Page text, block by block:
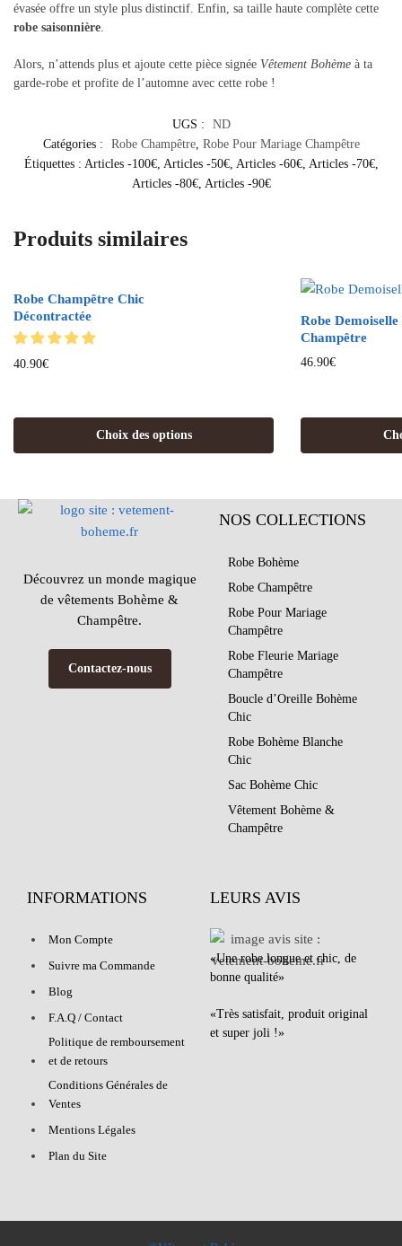
évasée offre un style plus distinctif. Enfin, sa taille haute complète cette
robe saisonnière
Alors, n’attends plus et ajoute cette pièce signée Vêtement Bohème à ta
garde-robe et profite de l’automne avec cette robe !
UGS :
ND
Catégories :
Robe Champêtre, Robe Pour Mariage Champêtre
Étiquettes : Articles -100€, Articles -50€, Articles -60€, Articles -70€,
Articles -80€, Articles -90€
Produits similaires
Robe Champêtre Chic
Décontractée
40.90€
Choix des options
Robe
Champêtre
46.90€
Découvrez un monde magique
de vêtements Bohème &
Champêtre.
Contactez-nous
NOS COLLECTIONS
Robe Bohème
Robe Champêtre
Robe Pour Mariage
Champêtre
Robe Fleurie Mariage
Champêtre
Boucle d’Oreille Bohème
Chic
Robe Bohème Blanche
Chic
Sac Bohème Chic
Vêtement Bohème &
Champêtre
INFORMATIONS
Mon Compte
Suivre ma Commande
Blog
F.A.Q / Contact
Politique de remboursement
et de retours
Conditions Générales de
Ventes
Mentions Légales
Plan du Site
LEURS AVIS
«Une robe longue et chic, de
bonne qualité»
«Très satisfait, produit original
et super joli !»